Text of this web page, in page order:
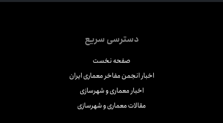
دسترسی سریع
صفحه نخست
اخبار انجمن مفاخر معماری ایران
اخبار معماری و شهرسازی
مقالات معماری و شهرسازی